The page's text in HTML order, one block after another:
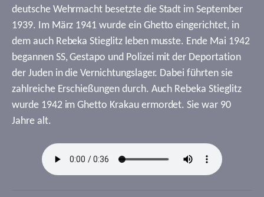
deutsche Wehrmacht besetzte die Stadt im September
1939. Im März 1941 wurde ein Ghetto eingerichtet, in
dem auch Rebeka Stieglitz leben musste. Ende Mai 1942
begannen SS, Gestapo und Polizei mit der Deportation
der Juden in die Vernichtungslager. Dabei führten sie
zahlreiche Erschießungen durch. Auch Rebeka Stieglitz
wurde 1942 im Ghetto Krakau ermordet. Sie war 90
Jahre alt.